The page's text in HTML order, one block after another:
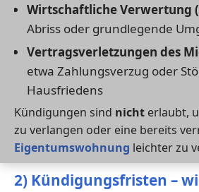
Wirtschaftliche Verwertung
Abriss oder grundlegende
Vertragsverletzungen des
etwa Zahlungsverzug oder
Hausfriedens
Kündigungen sind nicht erlaubt,
zu verlangen oder eine bereits
Eigentumswohnung leichter zu
2) Kündigungsfristen –